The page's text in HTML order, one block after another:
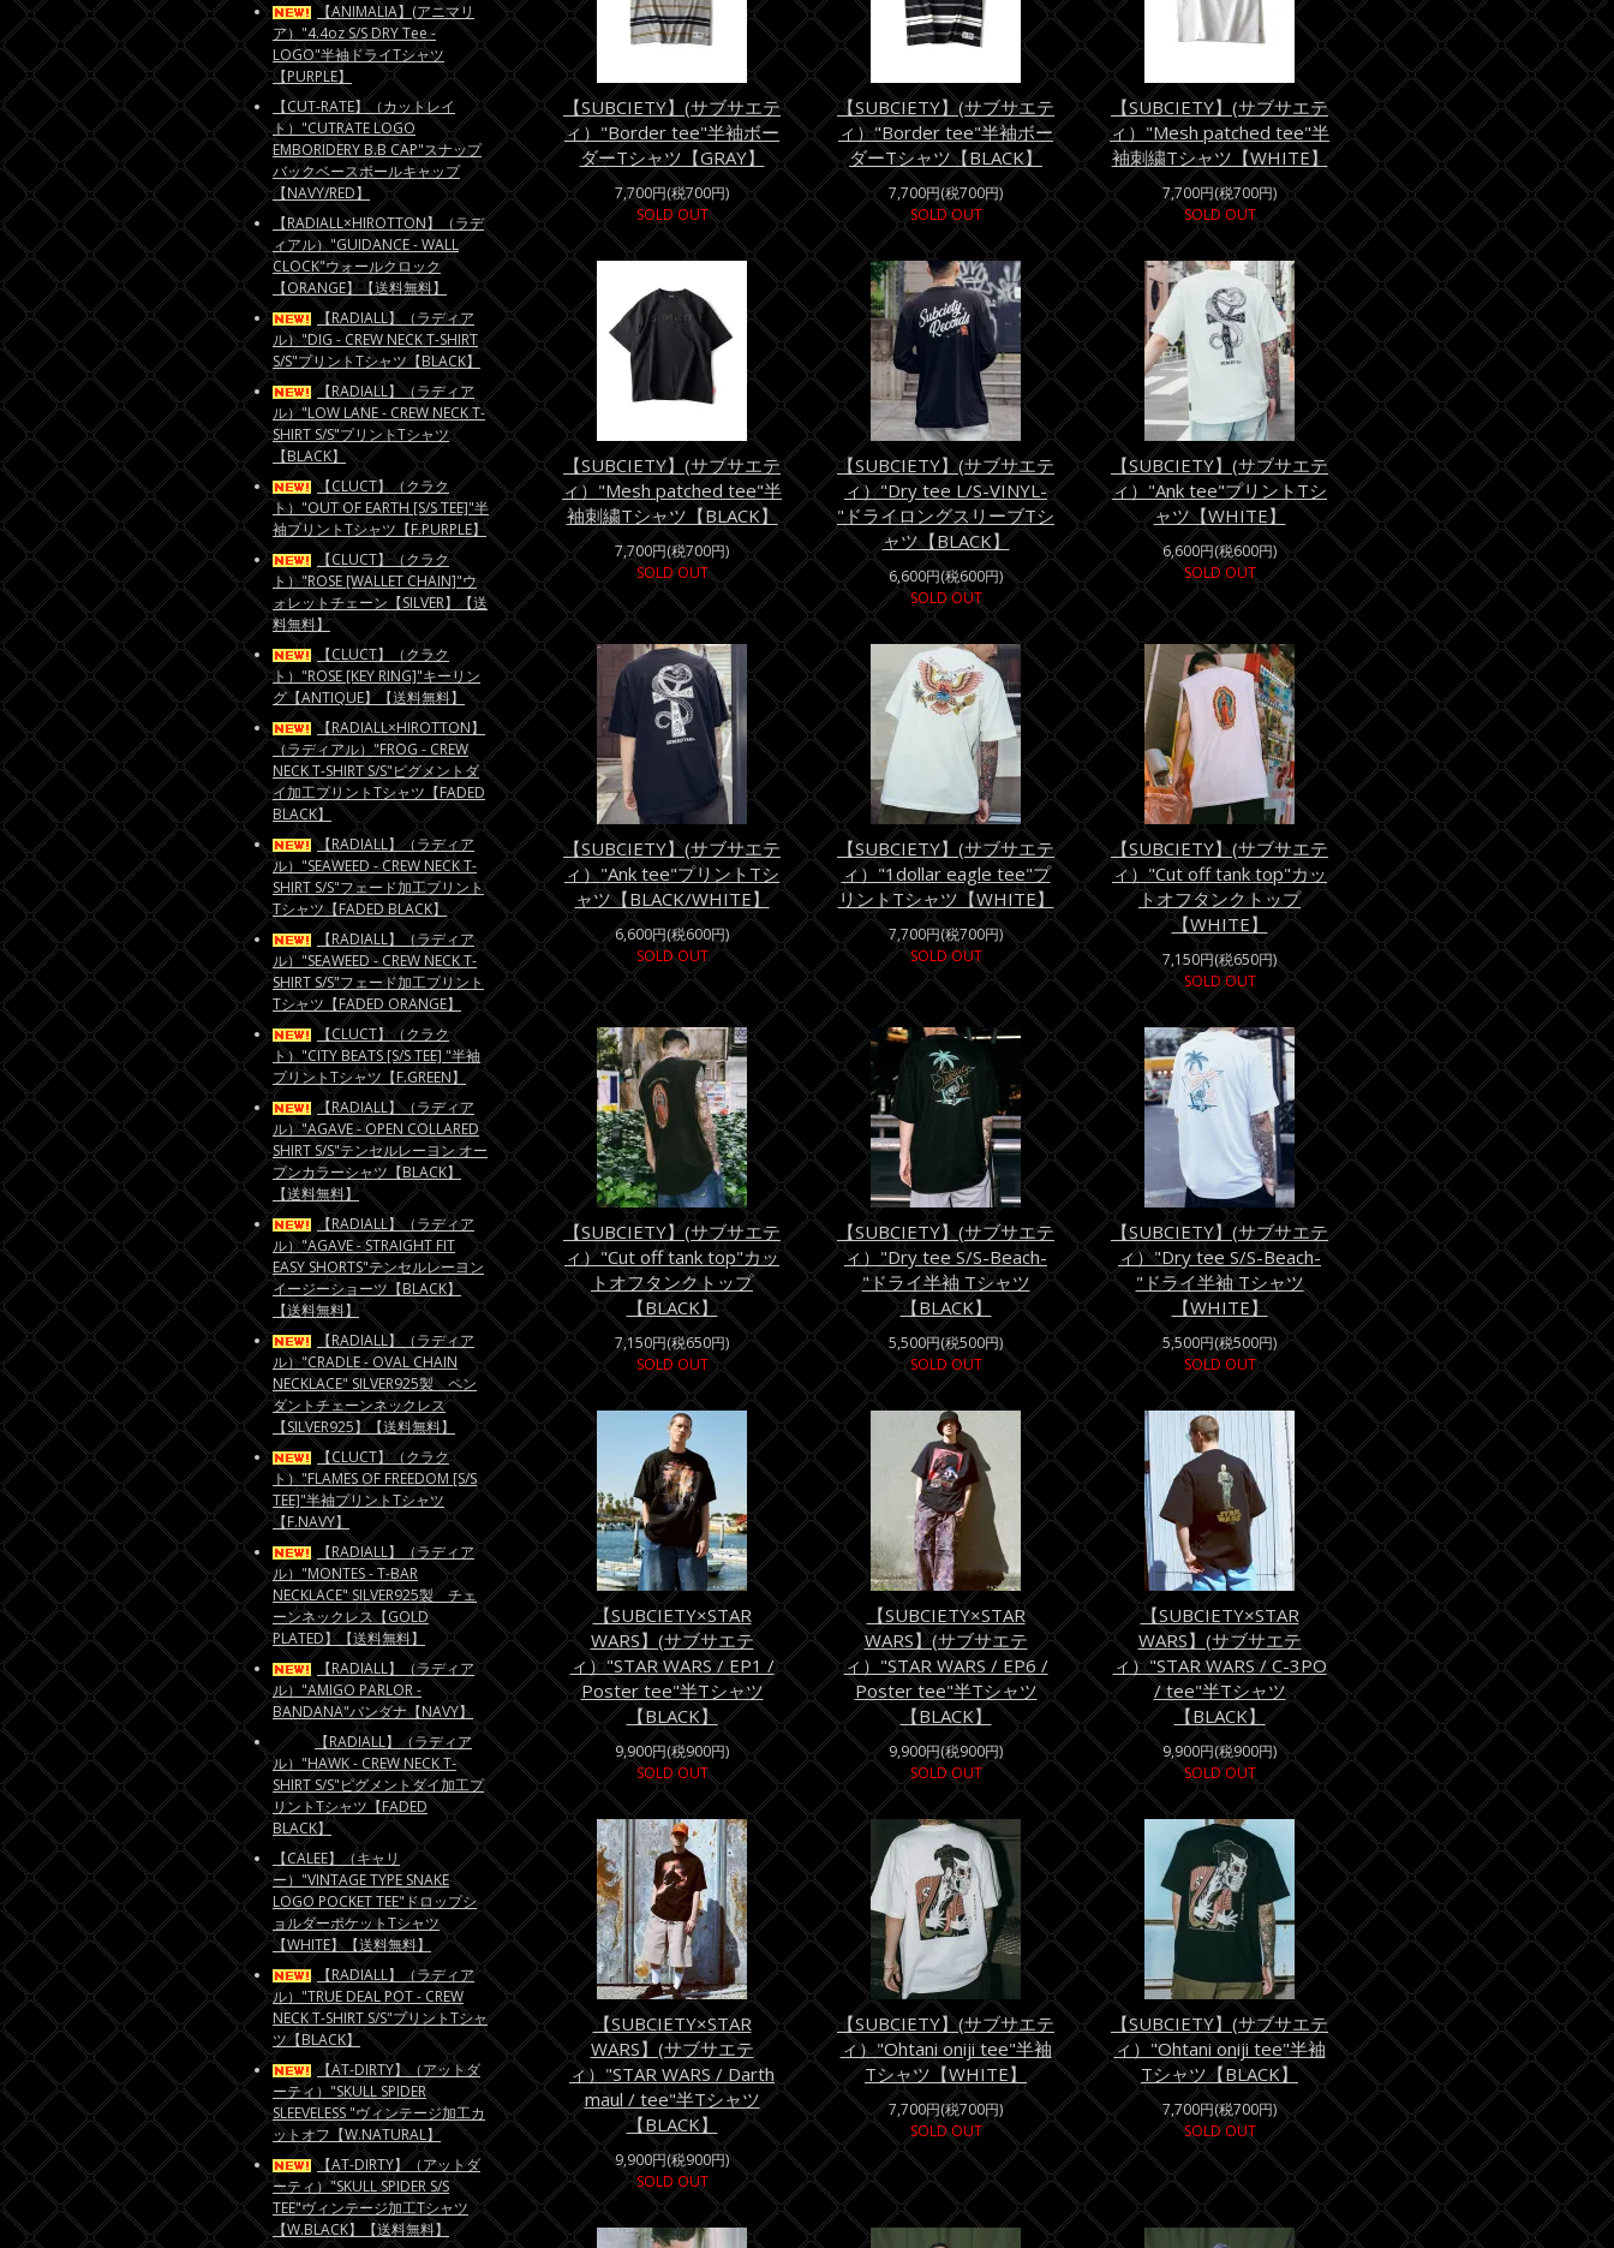
【SUBCIETY】(サブサエテ
ィ）"Border tee"半袖ボー
ダーTシャツ【GRAY】
7,700円(税700円)
SOLD OUT
【SUBCIETY】(サブサエテ
ィ）"Border tee"半袖ボー
ダーTシャツ【BLACK】
7,700円(税700円)
SOLD OUT
【SUBCIETY】(サブサエテ
ィ）"Mesh patched tee"半
袖刺繍Tシャツ【WHITE】
7,700円(税700円)
SOLD OUT
【SUBCIETY】(サブサエテ
ィ）"Mesh patched tee"半
袖刺繍Tシャツ【BLACK】
7,700円(税700円)
SOLD OUT
【SUBCIETY】(サブサエテ
ィ）"Dry tee L/S-VINYL-
"ドライロングスリーブTシ
ャツ【BLACK】
6,600円(税600円)
SOLD OUT
【SUBCIETY】(サブサエテ
ィ）"Ank tee"プリントTシ
ャツ【WHITE】
6,600円(税600円)
SOLD OUT
【SUBCIETY】(サブサエテ
ィ）"Ank tee"プリントTシ
ャツ【BLACK/WHITE】
6,600円(税600円)
SOLD OUT
【SUBCIETY】(サブサエテ
ィ）"1dollar eagle tee"プ
リントTシャツ【WHITE】
7,700円(税700円)
SOLD OUT
【SUBCIETY】(サブサエテ
ィ）"Cut off tank top"カッ
トオフタンクトップ
【WHITE】
7,150円(税650円)
SOLD OUT
【SUBCIETY】(サブサエテ
ィ）"Cut off tank top"カッ
トオフタンクトップ
【BLACK】
7,150円(税650円)
SOLD OUT
【SUBCIETY】(サブサエテ
ィ）"Dry tee S/S-Beach-
"ドライ半袖 Tシャツ
【BLACK】
5,500円(税500円)
SOLD OUT
【SUBCIETY】(サブサエテ
ィ）"Dry tee S/S-Beach-
"ドライ半袖 Tシャツ
【WHITE】
5,500円(税500円)
SOLD OUT
【SUBCIETY×STAR
WARS】(サブサエテ
ィ）"STAR WARS / EP1 /
Poster tee"半Tシャツ
【BLACK】
9,900円(税900円)
SOLD OUT
【SUBCIETY×STAR
WARS】(サブサエテ
ィ）"STAR WARS / EP6 /
Poster tee"半Tシャツ
【BLACK】
9,900円(税900円)
SOLD OUT
【SUBCIETY×STAR
WARS】(サブサエテ
ィ）"STAR WARS / C-3PO
/ tee"半Tシャツ
【BLACK】
9,900円(税900円)
SOLD OUT
【SUBCIETY×STAR
WARS】(サブサエテ
ィ）"STAR WARS / Darth
maul / tee"半Tシャツ
【BLACK】
9,900円(税900円)
SOLD OUT
【SUBCIETY】(サブサエテ
ィ）"Ohtani oniji tee"半袖
Tシャツ【WHITE】
7,700円(税700円)
SOLD OUT
【SUBCIETY】(サブサエテ
ィ）"Ohtani oniji tee"半袖
Tシャツ【BLACK】
7,700円(税700円)
SOLD OUT
【ANIMALIA】(アニマリ
ア）"4.4oz S/S DRY Tee -
LOGO"半袖ドライTシャツ
【PURPLE】
【CUT-RATE】（カットレイ
ト）"CUTRATE LOGO
EMBORIDERY B.B CAP"スナップ
バックベースボールキャップ
【NAVY/RED】
【RADIALL×HIROTTON】（ラデ
ィアル）"GUIDANCE - WALL
CLOCK"ウォールクロック
【ORANGE】【送料無料】
【RADIALL】（ラディア
ル）"DIG - CREW NECK T-SHIRT
S/S"プリントTシャツ【BLACK】
【RADIALL】（ラディア
ル）"LOW LANE - CREW NECK T-
SHIRT S/S"プリントTシャツ
【BLACK】
【CLUCT】（クラク
ト）"OUT OF EARTH [S/S TEE]"半
袖プリントTシャツ【F.PURPLE】
【CLUCT】（クラク
ト）"ROSE [WALLET CHAIN]"ウ
ォレットチェーン【SILVER】【送
料無料】
【CLUCT】（クラク
ト）"ROSE [KEY RING]"キーリン
グ【ANTIQUE】【送料無料】
【RADIALL×HIROTTON】
（ラディアル）"FROG - CREW
NECK T-SHIRT S/S"ピグメントダ
イ加工プリントTシャツ【FADED
BLACK】
【RADIALL】（ラディア
ル）"SEAWEED - CREW NECK T-
SHIRT S/S"フェード加工プリント
Tシャツ【FADED BLACK】
【RADIALL】（ラディア
ル）"SEAWEED - CREW NECK T-
SHIRT S/S"フェード加工プリント
Tシャツ【FADED ORANGE】
【CLUCT】（クラク
ト）"CITY BEATS [S/S TEE] "半袖
プリントTシャツ【F.GREEN】
【RADIALL】（ラディア
ル）"AGAVE - OPEN COLLARED
SHIRT S/S"テンセルレーヨン オー
プンカラーシャツ【BLACK】
【送料無料】
【RADIALL】（ラディア
ル）"AGAVE - STRAIGHT FIT
EASY SHORTS"テンセルレーヨン
イージーショーツ【BLACK】
【送料無料】
【RADIALL】（ラディア
ル）"CRADLE - OVAL CHAIN
NECKLACE" SILVER925製 ペン
ダントチェーンネックレス
【SILVER925】【送料無料】
【CLUCT】（クラク
ト）"FLAMES OF FREEDOM [S/S
TEE]"半袖プリントTシャツ
【F.NAVY】
【RADIALL】（ラディア
ル）"MONTES - T-BAR
NECKLACE" SILVER925製 チェ
ーンネックレス【GOLD
PLATED】【送料無料】
【RADIALL】（ラディア
ル）"AMIGO PARLOR -
BANDANA"バンダナ【NAVY】
【RADIALL】（ラディア
ル）"HAWK - CREW NECK T-
SHIRT S/S"ピグメントダイ加工プ
リントTシャツ【FADED
BLACK】
【CALEE】（キャリ
ー）"VINTAGE TYPE SNAKE
LOGO POCKET TEE"ドロップシ
ョルダーポケットTシャツ
【WHITE】【送料無料】
【RADIALL】（ラディア
ル）"TRUE DEAL POT - CREW
NECK T-SHIRT S/S"プリントTシャ
ツ【BLACK】
【AT-DIRTY】（アットダ
ーティ）"SKULL SPIDER
SLEEVELESS "ヴィンテージ加工カ
ットオフ【W.NATURAL】
【AT-DIRTY】（アットダ
ーティ）"SKULL SPIDER S/S
TEE"ヴィンテージ加工Tシャツ
【W.BLACK】【送料無料】